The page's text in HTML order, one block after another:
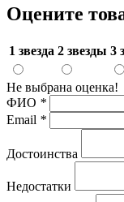
Оцените
1 звезда 2 звезды 3
Не выбрана оценка!
ФИО *
Email *
Достоинства
Недостатки